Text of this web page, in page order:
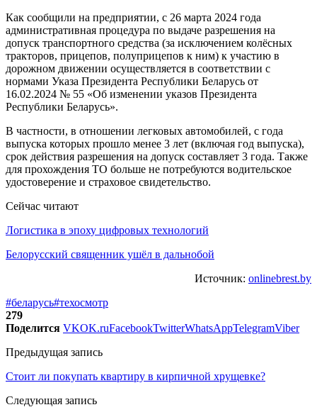
Как сообщили на предприятии, с 26 марта 2024 года
административная процедура по выдаче разрешения на
допуск транспортного средства (за исключением колёсных
тракторов, прицепов, полуприцепов к ним) к участию в
дорожном движении осуществляется в соответствии с
нормами Указа Президента Республики Беларусь от
16.02.2024 № 55 «Об изменении указов Президента
Республики Беларусь».
В частности, в отношении легковых автомобилей, с года
выпуска которых прошло менее 3 лет (включая год выпуска),
срок действия разрешения на допуск составляет 3 года. Также
для прохождения ТО больше не потребуются водительское
удостоверение и страховое свидетельство.
Сейчас читают
Логистика в эпоху цифровых технологий
Белорусский священник ушёл в дальнобой
Источник: onlinebrest.by
#беларусь#техосмотр
279
Поделится VKOK.ruFacebookTwitterWhatsAppTelegramViber
Предыдущая запись
Стоит ли покупать квартиру в кирпичной хрущевке?
Следующая запись